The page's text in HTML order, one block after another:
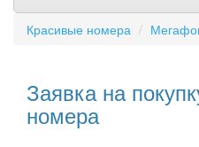
Красивые номера
Заявка на
номера